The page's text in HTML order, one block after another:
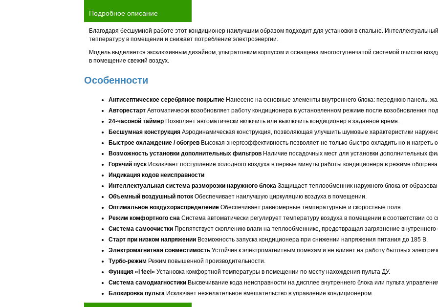
Подробное описание
Благодаря бесшумной работе этот кондиционер наилучшим образом подходит для установки в спальне.
теппературу в помещении и снижает потребление электроэнергии.
Модель выделяется эксклюзивным дизайном, ультратонким корпусом и оснащена многоступенчатой системой очистки
в помещение свежий воздух.
Особенности
Антисептическое серебряное покрытие Нанесено на основные элементы внутреннего блока: переднюю панель,
Авторестарт Автоматически возобновляет работу кондиционера в установленном режиме после возобновления
24-часовой таймер Позволяет автоматически включить или выключить кондиционер в заданное время.
Бесшумная конструкция Аэродинамическая конструкция, позволяющая улучшить шумовые характеристики
Быстрое охлаждение / обогрев Высокая энергоэффективность позволяет не только быстро охладить но и
Возможность установки дополнительных фильтров Наличие посадочных мест для установки дополнительных
Горячий пуск Исключает поступление холодного воздуха в первые минуты работы кондиционера в режиме обогрева
Индикация кодов неисправности
Интеллектуальная система разморозки наружного блока Защищает теплообменник наружного блока от
Объемный воздушный поток Обеспечивает наилучшую циркуляцию воздуха в помещении.
Оптимальное воздухораспределение Обеспечивает равномерные температурные и скоростные поля.
Режим комфортного сна Система автоматически регулирует температуру воздуха в помещении в соответствии со
Система самоочистки Препятствует скоплению влаги на теплообменнике, предотвращая загрязнение
Старт при низком напряжении Возможность запуска кондиционера при снижении напряжения питания до 185 В.
Электромагнитная совместимость Устойчив к электромагнитным помехам и не влияет на работу бытовых
Турбо-режим Режим повышенной производительности.
Функция «I feel» Установка комфортной температуры в помещении по месту нахождения пульта ДУ.
Система самодиагностики Высвечивание кода неисправности на дисплее внутреннего блока или пульта
Блокировка пульта Исключает нежелательное вмешательство в управление кондиционером.